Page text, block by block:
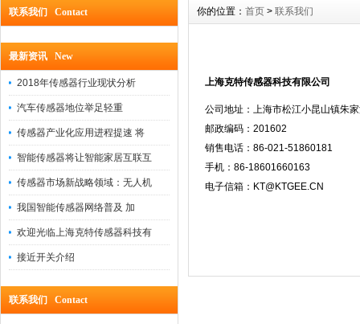
联系我们 Contact
最新资讯 New
2018年传感器行业现状分析
汽车传感器地位举足轻重
传感器产业化应用进程提速 将
智能传感器将让智能家居互联互
传感器市场新战略领域：无人机
我国智能传感器网络普及 加
欢迎光临上海克特传感器科技有
接近开关介绍
联系我们 Contact
你的位置： 首页 > 联系我们
上海克特传感器科技有限公司
公司地址： 上海市松江小昆山镇朱
邮政编码：201602
销售电话：86-021-51860181
手机：86-18601660163
电子信箱：KT@KTGEE.CN